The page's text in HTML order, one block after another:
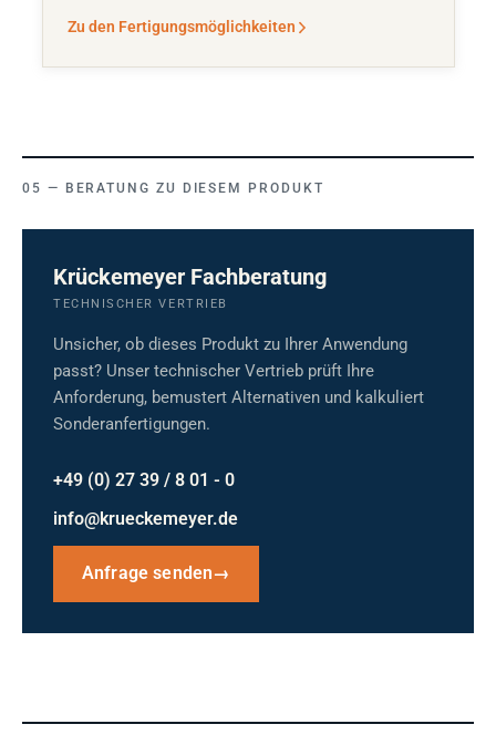
Zu den Fertigungsmöglichkeiten
BERATUNG ZU DIESEM PRODUKT
Krückemeyer Fachberatung
TECHNISCHER VERTRIEB
Unsicher, ob dieses Produkt zu Ihrer Anwendung
passt? Unser technischer Vertrieb prüft Ihre
Anforderung, bemustert Alternativen und kalkuliert
Sonderanfertigungen.
+49 (0) 27 39 / 8 01 - 0
info@krueckemeyer.de
Anfrage senden→